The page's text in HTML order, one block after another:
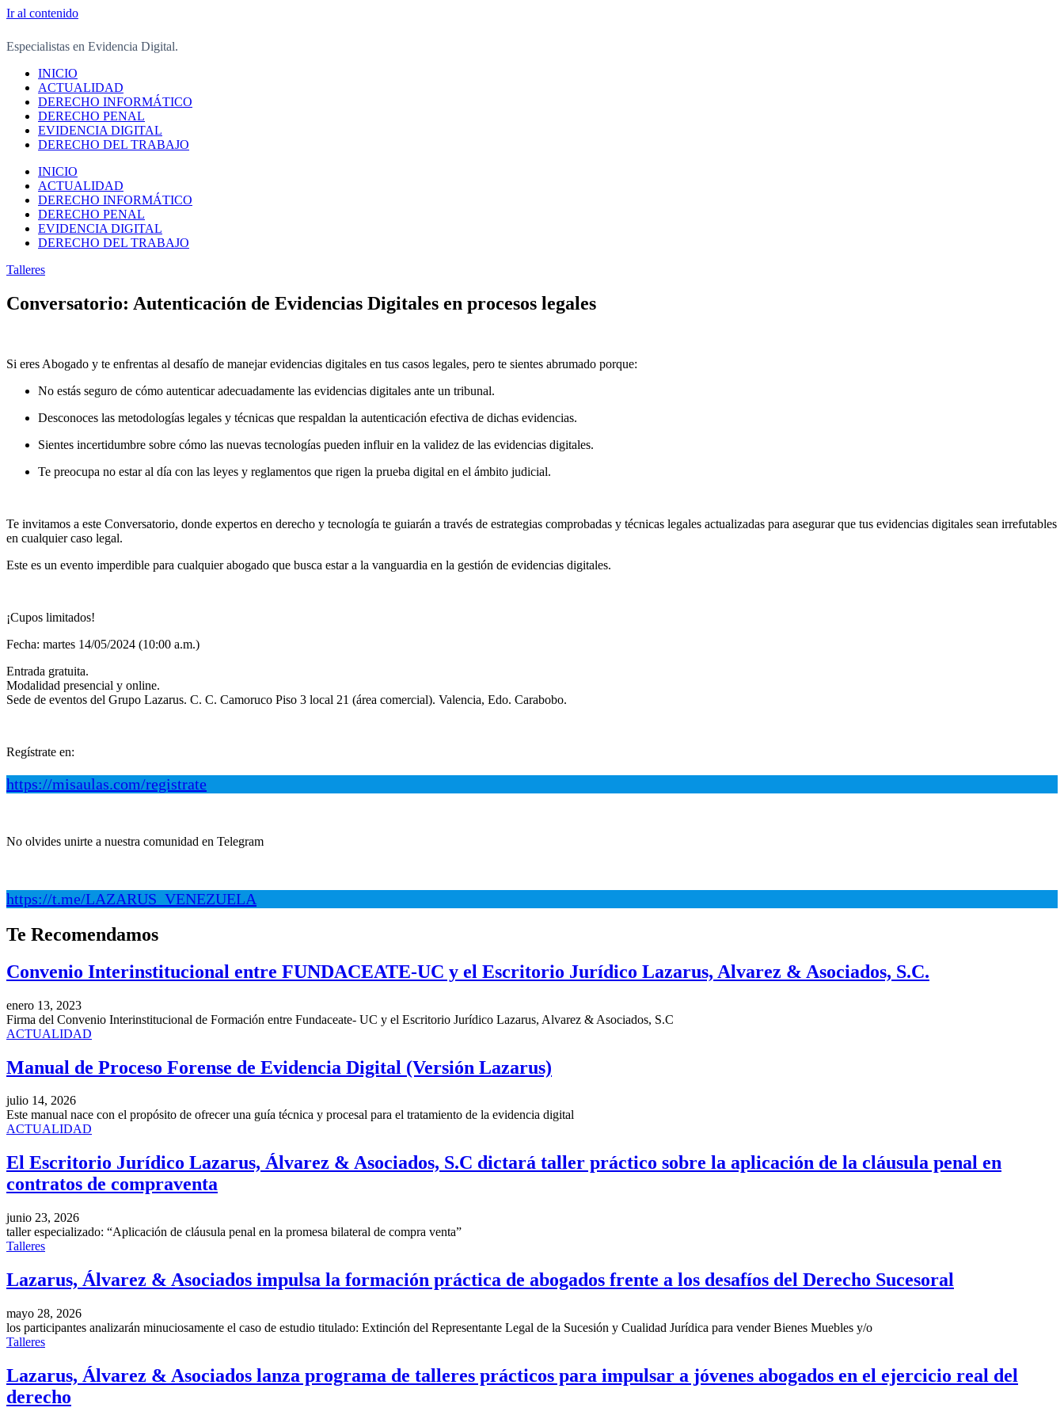
Ir al contenido
Especialistas en Evidencia Digital.
INICIO
ACTUALIDAD
DERECHO INFORMÁTICO
DERECHO PENAL
EVIDENCIA DIGITAL
DERECHO DEL TRABAJO
INICIO
ACTUALIDAD
DERECHO INFORMÁTICO
DERECHO PENAL
EVIDENCIA DIGITAL
DERECHO DEL TRABAJO
Talleres
Conversatorio: Autenticación de Evidencias Digitales en procesos legales
Si eres Abogado y te enfrentas al desafío de manejar evidencias digitales en tus casos legales, pero te sientes abrumado porque:
No estás seguro de cómo autenticar adecuadamente las evidencias digitales ante un tribunal.
Desconoces las metodologías legales y técnicas que respaldan la autenticación efectiva de dichas evidencias.
Sientes incertidumbre sobre cómo las nuevas tecnologías pueden influir en la validez de las evidencias digitales.
Te preocupa no estar al día con las leyes y reglamentos que rigen la prueba digital en el ámbito judicial.
Te invitamos a este Conversatorio, donde expertos en derecho y tecnología te guiarán a través de estrategias comprobadas y técnicas legales actualizadas para asegurar que tus evidencias digitales sean irrefutables
en cualquier caso legal.
Este es un evento imperdible para cualquier abogado que busca estar a la vanguardia en la gestión de evidencias digitales.
¡Cupos limitados!
Fecha: martes 14/05/2024 (10:00 a.m.)
Entrada gratuita.
Modalidad presencial y online.
Sede de eventos del Grupo Lazarus. C. C. Camoruco Piso 3 local 21 (área comercial). Valencia, Edo. Carabobo.
Regístrate en:
https://misaulas.com/registrate
No olvides unirte a nuestra comunidad en Telegram
https://t.me/LAZARUS_VENEZUELA
Te Recomendamos
Convenio Interinstitucional entre FUNDACEATE-UC y el Escritorio Jurídico Lazarus, Alvarez & Asociados, S.C.
enero 13, 2023
Firma del Convenio Interinstitucional de Formación entre Fundaceate- UC y el Escritorio Jurídico Lazarus, Alvarez & Asociados, S.C
ACTUALIDAD
Manual de Proceso Forense de Evidencia Digital (Versión Lazarus)
julio 14, 2026
Este manual nace con el propósito de ofrecer una guía técnica y procesal para el tratamiento de la evidencia digital
ACTUALIDAD
El Escritorio Jurídico Lazarus, Álvarez & Asociados, S.C dictará taller práctico sobre la aplicación de la cláusula penal en
contratos de compraventa
junio 23, 2026
taller especializado: “Aplicación de cláusula penal en la promesa bilateral de compra venta”
Talleres
Lazarus, Álvarez & Asociados impulsa la formación práctica de abogados frente a los desafíos del Derecho Sucesoral
mayo 28, 2026
los participantes analizarán minuciosamente el caso de estudio titulado: Extinción del Representante Legal de la Sucesión y Cualidad Jurídica para vender Bienes Muebles y/o
Talleres
Lazarus, Álvarez & Asociados lanza programa de talleres prácticos para impulsar a jóvenes abogados en el ejercicio real del
derecho